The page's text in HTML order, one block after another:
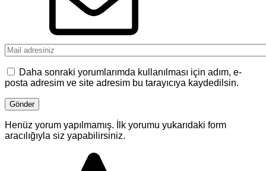
Daha sonraki yorumlarımda kullanılması için adım, e-
posta adresim ve site adresim bu tarayıcıya kaydedilsin.
Henüz yorum yapılmamış. İlk yorumu yukarıdaki form
aracılığıyla siz yapabilirsiniz.